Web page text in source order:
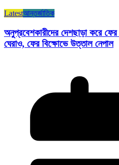
Latestআন্তর্জাতিক
অনুপ্রবেশকারীদের দেশছাড়া করে ফের
ঘেরাও, ফের বিক্ষোভে উত্তাল নেপাল